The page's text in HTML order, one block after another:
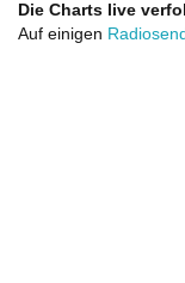
Die Charts live
Auf einigen